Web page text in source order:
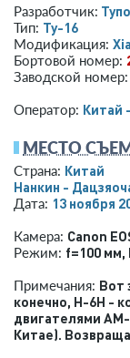
Разработчик:
Тип: Ту-16
Модификация:
Бортовой номер:
Заводской номер:
Оператор: Китай
МЕСТО
Страна: Китай
Нанкин -
Дата: 13 ноября
Камера: Canon
Режим: f=100 мм,
Примечания: Вот
конечно, Н-6H -
двигателями АМ-
Китае).